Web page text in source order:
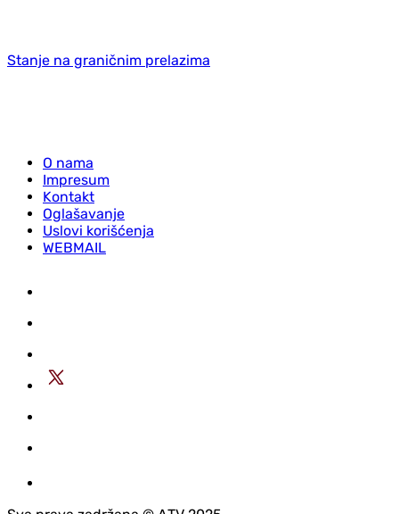
Stanje na graničnim prelazima
O nama
Impresum
Kontakt
Oglašavanje
Uslovi korišćenja
WEBMAIL